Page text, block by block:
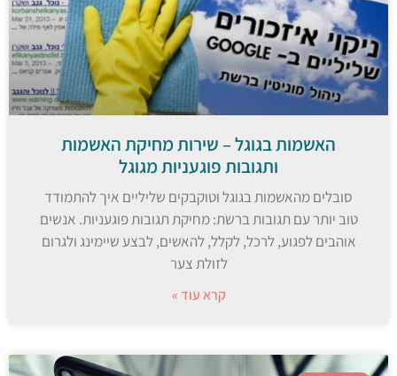
האשמות בגוגל – שירות מחיקת האשמות
ותגובות פוגעניות מגוגל
סובלים מהאשמות בגוגל וטוקבקים שליליים איך להתמודד
טוב יותר עם תגובות ברשת: מחיקת תגובות פוגעניות. אנשים
אוהבים לפגוע, לרכל, לקלל, להאשים, לבצע שיימינג ולגרום
לזולת צער
קרא עוד »